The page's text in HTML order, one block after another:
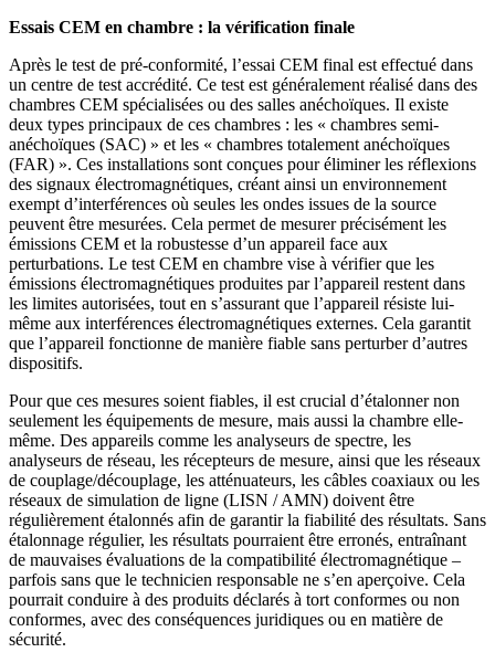
Essais CEM en chambre : la vérification finale
Après le test de pré-conformité, l’essai CEM final est effectué dans
un centre de test accrédité. Ce test est généralement réalisé dans des
chambres CEM spécialisées ou des salles anéchoïques. Il existe
deux types principaux de ces chambres : les « chambres semi-
anéchoïques (SAC) » et les « chambres totalement anéchoïques
(FAR) ». Ces installations sont conçues pour éliminer les réflexions
des signaux électromagnétiques, créant ainsi un environnement
exempt d’interférences où seules les ondes issues de la source
peuvent être mesurées. Cela permet de mesurer précisément les
émissions CEM et la robustesse d’un appareil face aux
perturbations. Le test CEM en chambre vise à vérifier que les
émissions électromagnétiques produites par l’appareil restent dans
les limites autorisées, tout en s’assurant que l’appareil résiste lui-
même aux interférences électromagnétiques externes. Cela garantit
que l’appareil fonctionne de manière fiable sans perturber d’autres
dispositifs.
Pour que ces mesures soient fiables, il est crucial d’étalonner non
seulement les équipements de mesure, mais aussi la chambre elle-
même. Des appareils comme les analyseurs de spectre, les
analyseurs de réseau, les récepteurs de mesure, ainsi que les réseaux
de couplage/découplage, les atténuateurs, les câbles coaxiaux ou les
réseaux de simulation de ligne (LISN / AMN) doivent être
régulièrement étalonnés afin de garantir la fiabilité des résultats. Sans
étalonnage régulier, les résultats pourraient être erronés, entraînant
de mauvaises évaluations de la compatibilité électromagnétique –
parfois sans que le technicien responsable ne s’en aperçoive. Cela
pourrait conduire à des produits déclarés à tort conformes ou non
conformes, avec des conséquences juridiques ou en matière de
sécurité.